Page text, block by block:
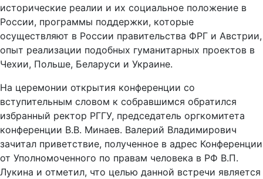
исторические реалии и их социальное положение в
России, программы поддержки, которые
осуществляют в России правительства ФРГ и Австрии,
опыт реализации подобных гуманитарных проектов в
Чехии, Польше, Беларуси и Украине.
На церемонии открытия конференции со
вступительным словом к собравшимся обратился
избранный ректор РГГУ, председатель оргкомитета
конференции В.В. Минаев. Валерий Владимирович
зачитал приветствие, полученное в адрес Конференции
от Уполномоченного по правам человека в РФ В.П.
Лукина и отметил, что целью данной встречи является